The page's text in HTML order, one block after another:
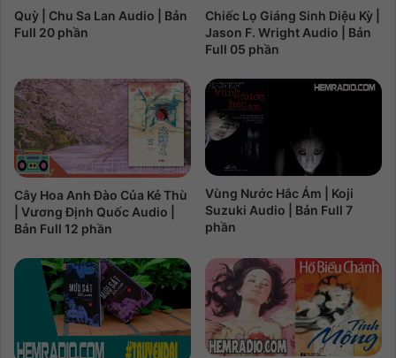
Quỳ | Chu Sa Lan Audio | Bản
Full 20 phần
Chiếc Lọ Giáng Sinh Diệu Kỳ |
Jason F. Wright Audio | Bản
Full 05 phần
Cây Hoa Anh Đào Của Kẻ Thù
| Vương Định Quốc Audio |
Bản Full 12 phần
Vùng Nước Hắc Ám | Koji
Suzuki Audio | Bản Full 7
phần